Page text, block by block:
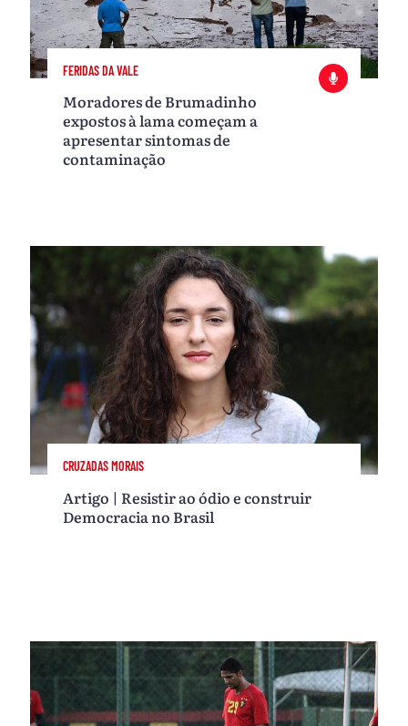
FERIDAS DA VALE
Moradores de Brumadinho
expostos à lama começam a
apresentar sintomas de
contaminação
CRUZADAS MORAIS
Artigo | Resistir ao ódio e construir
Democracia no Brasil